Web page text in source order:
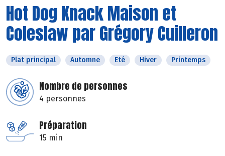
Hot Dog Knack Maison et
Coleslaw par Grégory Cuilleron
Plat principal Automne Eté Hiver Printemps
Nombre de personnes
4 personnes
Préparation
15 min